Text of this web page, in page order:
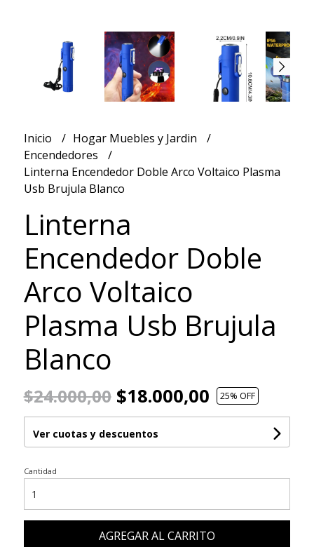
Inicio
Hogar Muebles y Jardin
Encendedores
Linterna Encendedor Doble Arco Voltaico Plasma
Usb Brujula Blanco
Linterna
Encendedor Doble
Arco Voltaico
Plasma Usb Brujula
Blanco
$24.000,00$18.000,00 25% OFF
Ver cuotas y descuentos
Cantidad
AGREGAR AL CARRITO